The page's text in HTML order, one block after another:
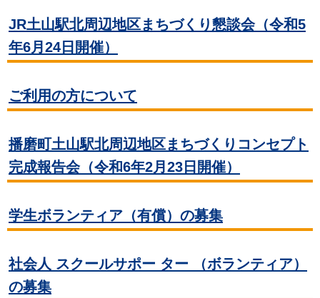
JR土山駅北周辺地区まちづくり懇談会（令和5
年6月24日開催）
ご利用の方について
播磨町土山駅北周辺地区まちづくりコンセプト
完成報告会（令和6年2月23日開催）
学生ボランティア（有償）の募集
社会人 スクールサポー ター （ボランティア）
の募集